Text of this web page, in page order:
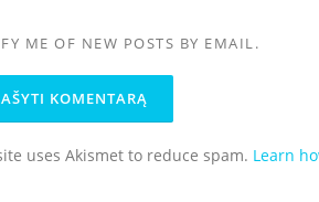
ME OF NEW POSTS BY EMAIL.
uses Akismet to reduce spam. Learn